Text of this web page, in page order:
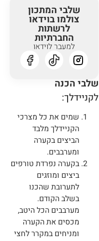
שלבי המתכון
צולמו בוידאו
לרשתות
החברתיות
למעבר לוידאו
שלבי הכנה
לקניידלך:
שמים את כל מצרכי
הקניידלך מלבד
הביצים בקערה
ומערבבים.
בקערה נפרדת טורפים
ביצים ומוזגים
לתערובת שהכנו
בשלב הקודם.
מערבבים הכל היטב,
מכסים את הקערה
ומניחים במקרר לחצי